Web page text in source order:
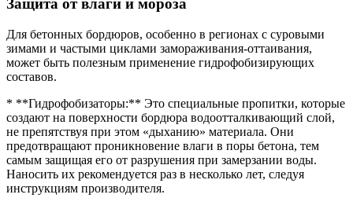
Защита от влаги и мороза
Для бетонных бордюров, особенно в регионах с суровыми
зимами и частыми циклами замораживания-оттаивания,
может быть полезным применение гидрофобизирующих
составов.
* **Гидрофобизаторы:** Это специальные пропитки, которые
создают на поверхности бордюра водоотталкивающий слой,
не препятствуя при этом «дыханию» материала. Они
предотвращают проникновение влаги в поры бетона, тем
самым защищая его от разрушения при замерзании воды.
Наносить их рекомендуется раз в несколько лет, следуя
инструкциям производителя.